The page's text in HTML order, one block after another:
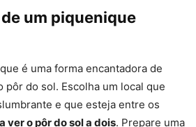
um piquenique
é uma forma encantadora de
pôr do sol. Escolha um local que
e que esteja entre os
ver o pôr do sol a dois. Prepare uma